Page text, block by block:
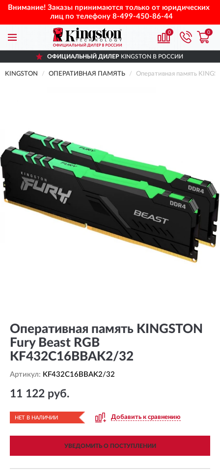
Внимание! Заказы принимаются только от юридических
лиц по телефону 8-499-450-86-44
0 0
ОФИЦИАЛЬНЫЙ ДИЛЕР KINGSTON В РОССИИ
KINGSTON ОПЕРАТИВНАЯ ПАМЯТЬ Оперативная память
Оперативная память KINGSTON
Fury Beast RGB
KF432C16BBAK2/32
Артикул: KF432C16BBAK2/32
11 122 руб.
НЕТ В НАЛИЧИИ Добавить к сравнению
УВЕДОМИТЬ О ПОСТУПЛЕНИИ